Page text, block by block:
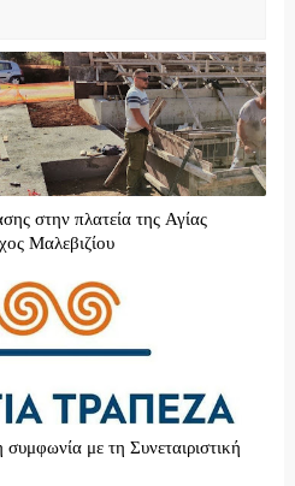
στην πλατεία της Αγίας
Μαλεβιζίου
με τη Συνεταιριστική